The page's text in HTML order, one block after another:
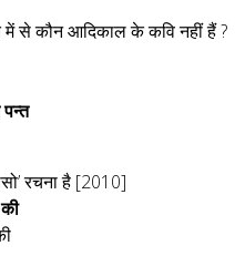
में से कौन आदिकाल के कवि नहीं हैं ?
रचना है [2010]